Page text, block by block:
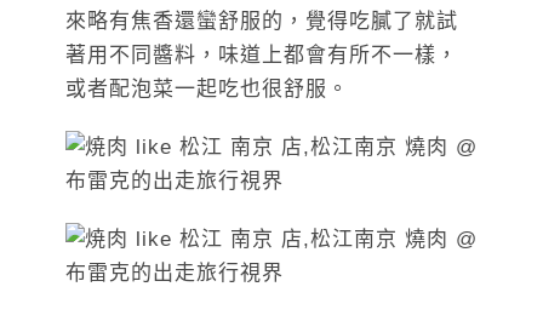
來略有焦香還蠻舒服的，覺得吃膩了就試
著用不同醬料，味道上都會有所不一樣，
或者配泡菜一起吃也很舒服。